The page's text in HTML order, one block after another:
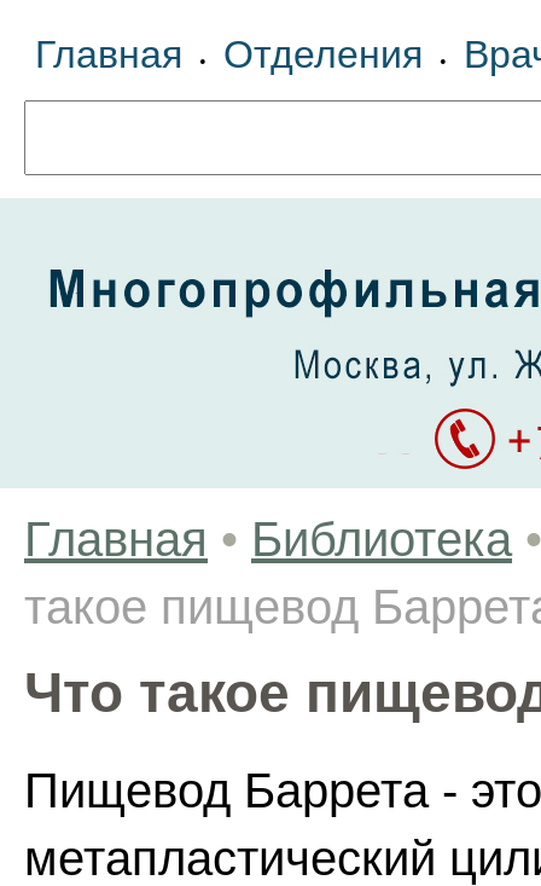
Главная • Отделения •
Главная • Библиотека •
такое пищевод
Что такое
Пищевод Баррета -
метапластический